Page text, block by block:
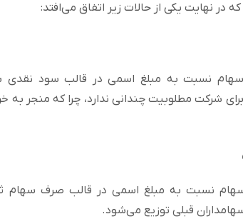
نهایت یکی از حالات زیر اتفاق می‌افتد:
سهام نسبت به مبلغ اسمی در قالب سود نقدی
شرکت مطلوبیت چندانی ندارد، چرا که منجر به
سهام نسبت به مبلغ اسمی در قالب صرف سهام
قبلی توزیع می‌شود.